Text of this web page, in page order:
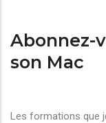
Abonnez-
son Mac
Les formations que